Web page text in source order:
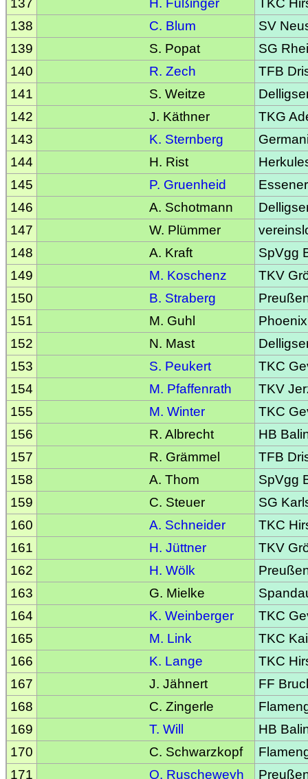
138
C. Blum
SV
139
S. Popat
SG
140
R. Zech
TFB
141
S. Weitze
142
J. Käthner
TKG
143
K. Sternberg
144
H. Rist
145
P. Gruenheid
146
A. Schotmann
147
W. Plümmer
148
A. Kraft
SpVgg
149
M. Koschenz
TKV
150
B. Straberg
151
M. Guhl
152
N. Mast
153
S. Peukert
TKC
154
M. Pfaffenrath
TKV
155
M. Winter
TKC
156
R. Albrecht
HB
157
R. Grämmel
TFB
158
A. Thom
SpVgg
159
C. Steuer
SG
160
A. Schneider
TKC
161
H. Jüttner
TKV
162
H. Wölk
163
G. Mielke
164
K. Weinberger
TKC
165
M. Link
TKC
166
K. Lange
TKC
167
J. Jähnert
FF
168
C. Zingerle
169
T. Will
HB
170
C. Schwarzkopf
171
O. Ruscheweyh